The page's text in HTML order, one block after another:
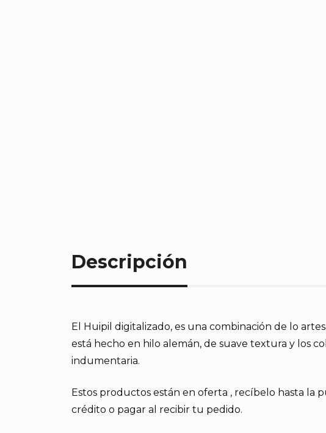
Descripción
El Huipil digitalizado, es una combinación de lo
está hecho en hilo alemán, de suave textura y los
indumentaria.
Estos productos están en oferta , recíbelo hasta la
crédito o pagar al recibir tu pedido.